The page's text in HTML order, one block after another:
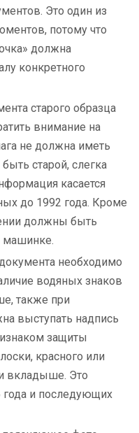
Это один из
потому что
должна
конкретного
старого образца
внимание на
не должна иметь
старой, слегка
касается
до 1992 года. Кроме
должны быть
машинке.
необходимо
водяных знаков
также при
выступать надпись
защиты
красного или
вкладыше. Это
года и последующих